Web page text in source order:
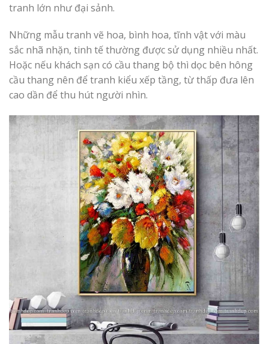
tranh lớn như đại sảnh.
Những mẫu tranh vẽ hoa, bình hoa, tĩnh vật với màu
sắc nhã nhặn, tinh tế thường được sử dụng nhiều nhất.
Hoặc nếu khách sạn có cầu thang bộ thì dọc bên hông
cầu thang nên để tranh kiểu xếp tầng, từ thấp đưa lên
cao dần để thu hút người nhìn.